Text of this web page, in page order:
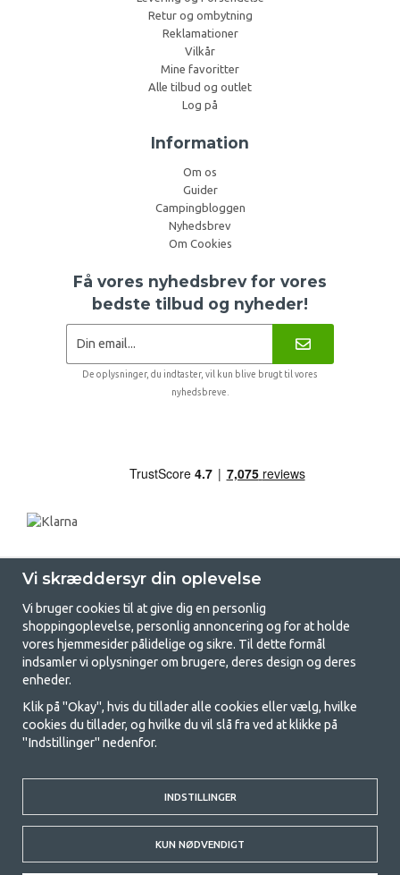
Retur og ombytning
Reklamationer
Vilkår
Mine favoritter
Alle tilbud og outlet
Log på
Information
Om os
Guider
Campingbloggen
Nyhedsbrev
Om Cookies
Få vores nyhedsbrev for vores
bedste tilbud og nyheder!
De oplysninger, du indtaster, vil kun blive brugt til vores
nyhedsbreve.
GetCamping.dk - Din butik for
camping og friluftsliv
Camping kan enten være en livsstil eller en måde at samle familien på til
et fælles eventyr. Uanset hvilken kategori du tilhører, finder du alt, du
til at campere, så vi tilbyder rigtig gode priser på familietelte,
campingvogns-telte og alt andet udstyr til camping og friluftsliv. Vores
mål er at tilbyde det bedste campingudstyr med hensyn til kvalitet og
funktionalitet i hver priskategori. Du er velkommen til at kontakte os,
hvis der er noget, du mangler eller vil vide mere om.
© 2020 GetCamping. All rights reserved.
Vi skræddersyr din oplevelse
Vi bruger cookies til at give dig en personlig
shoppingoplevelse, personlig annoncering og for at holde
vores hjemmesider pålidelige og sikre. Til dette formål
indsamler vi oplysninger om brugere, deres design og deres
enheder.
Klik på "Okay", hvis du tillader alle cookies eller vælg, hvilke
cookies du tillader, og hvilke du vil slå fra ved at klikke på
"Indstillinger" nedenfor.
INDSTILLINGER
KUN NØDVENDIGT